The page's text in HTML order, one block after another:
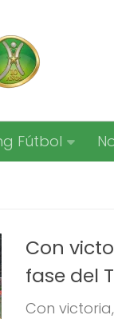
Fútbol
Con
fase del
Con